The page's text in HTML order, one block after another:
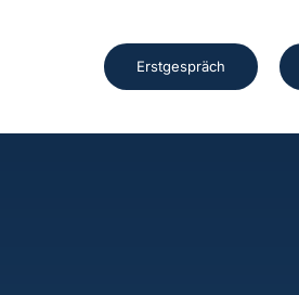
Erstgespräch